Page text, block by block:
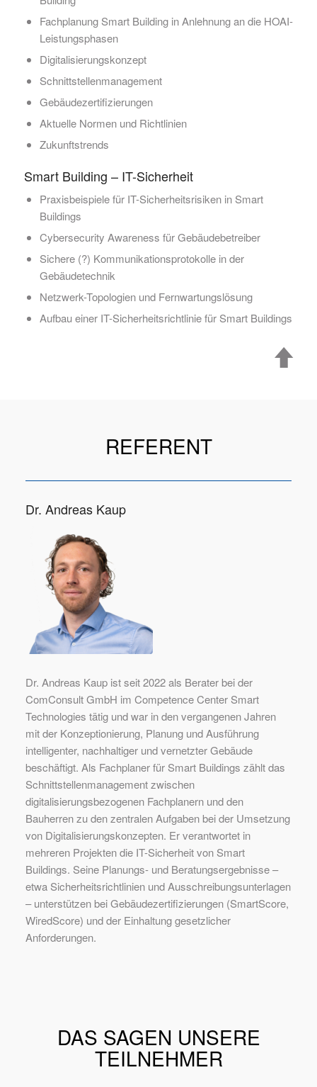
Fachplanung Smart Building in Anlehnung an die HOAI-
Leistungsphasen
Digitalisierungskonzept
Schnittstellenmanagement
Gebäudezertifizierungen
Aktuelle Normen und Richtlinien
Zukunftstrends
Smart Building – IT-Sicherheit
Praxisbeispiele für IT-Sicherheitsrisiken in Smart
Buildings
Cybersecurity Awareness für Gebäudebetreiber
Sichere (?) Kommunikationsprotokolle in der
Gebäudetechnik
Netzwerk-Topologien und Fernwartungslösung
Aufbau einer IT-Sicherheitsrichtlinie für Smart Buildings
REFERENT
Dr. Andreas Kaup
Dr. Andreas Kaup ist seit 2022 als Berater bei der
ComConsult GmbH im Competence Center Smart
Technologies tätig und war in den vergangenen Jahren
mit der Konzeptionierung, Planung und Ausführung
intelligenter, nachhaltiger und vernetzter Gebäude
beschäftigt. Als Fachplaner für Smart Buildings zählt das
Schnittstellenmanagement zwischen
digitalisierungsbezogenen Fachplanern und den
Bauherren zu den zentralen Aufgaben bei der Umsetzung
von Digitalisierungskonzepten. Er verantwortet in
mehreren Projekten die IT-Sicherheit von Smart
Buildings. Seine Planungs- und Beratungsergebnisse –
etwa Sicherheitsrichtlinien und Ausschreibungsunterlagen
– unterstützen bei Gebäudezertifizierungen (SmartScore,
WiredScore) und der Einhaltung gesetzlicher
Anforderungen.
DAS SAGEN UNSERE
TEILNEHMER